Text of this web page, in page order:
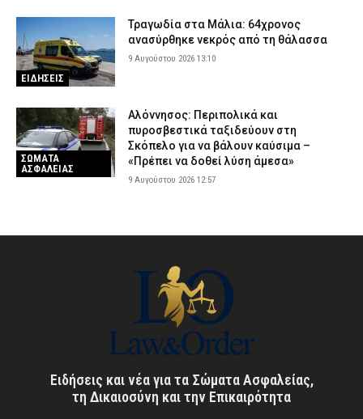
ΕΙΔΗΣΕΙΣ
Τραγωδία στα Μάλια: 64χρονος
ανασύρθηκε νεκρός από τη θάλασσα
9 Αυγούστου 2026 13:10
ΣΩΜΑΤΑ
ΑΣΦΑΛΕΙΑΣ
Αλόννησος: Περιπολικά και
πυροσβεστικά ταξιδεύουν στη
Σκόπελο για να βάλουν καύσιμα –
«Πρέπει να δοθεί λύση άμεσα»
9 Αυγούστου 2026 12:57
Ειδήσεις και νέα για τα Σώματα Ασφαλείας,
τη Δικαιοσύνη και την Επικαιρότητα